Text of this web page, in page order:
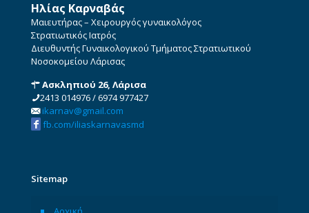
Ηλίας Καρναβάς
Μαιευτήρας – Χειρουργός γυναικολόγος
Στρατιωτικός Ιατρός
Διευθυντής Γυναικολογικού Τμήματος Στρατιωτικού
Νοσοκομείου Λάρισας
Ασκληπιού 26, Λάρισα
2413 014976/6974 977427
ikarnav@gmail.com
fb.com/iliaskarnavasmd
Sitemap